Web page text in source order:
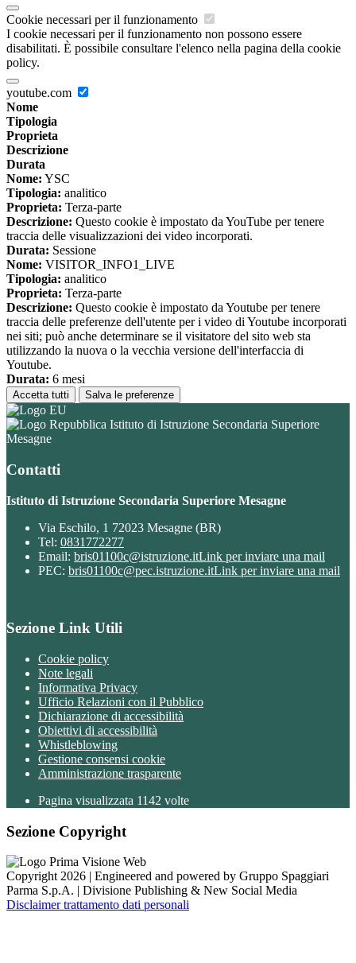
Cookie necessari per il funzionamento
I cookie necessari per il funzionamento non possono essere
disabilitati. È possibile consultare l'elenco nella pagina della cookie
policy.
youtube.com
Nome
Tipologia
Proprieta
Descrizione
Durata
Nome: YSC
Tipologia: analitico
Proprieta: Terza-parte
Descrizione: Questo cookie è impostato da YouTube per tenere
traccia delle visualizzazioni dei video incorporati.
Durata: Sessione
Nome: VISITOR_INFO1_LIVE
Tipologia: analitico
Proprieta: Terza-parte
Descrizione: Questo cookie è impostato da Youtube per tenere
traccia delle preferenze dell'utente per i video di Youtube incorporati
nei siti; può anche determinare se il visitatore del sito web sta
utilizzando la nuova o la vecchia versione dell'interfaccia di
Youtube.
Durata: 6 mesi
Accetta tutti Salva le preferenze
Istituto di Istruzione Secondaria Superiore
Mesagne
Contatti
Istituto di Istruzione Secondaria Superiore Mesagne
Via Eschilo, 1 72023 Mesagne (BR)
Tel: 0831772277
Email: bris01100c@istruzione.itLink per inviare una mail
PEC: bris01100c@pec.istruzione.itLink per inviare una mail
Sezione Link Utili
Cookie policy
Note legali
Informativa Privacy
Ufficio Relazioni con il Pubblico
Dichiarazione di accessibilità
Obiettivi di accessibilità
Whistleblowing
Gestione consensi cookie
Amministrazione trasparente
Pagina visualizzata 1142 volte
Sezione Copyright
Copyright 2026 | Engineered and powered by Gruppo Spaggiari
Parma S.p.A. | Divisione Publishing & New Social Media
Disclaimer trattamento dati personali